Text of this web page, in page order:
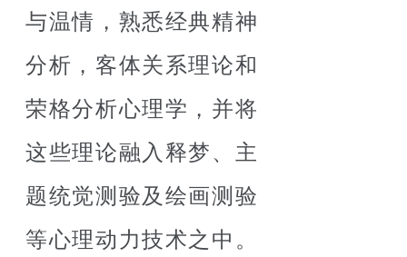
与温情，熟悉经典精神
分析，客体关系理论和
荣格分析心理学，并将
这些理论融入释梦、主
题统觉测验及绘画测验
等心理动力技术之中。